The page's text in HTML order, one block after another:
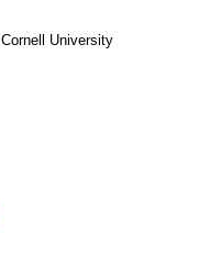
Cornell University